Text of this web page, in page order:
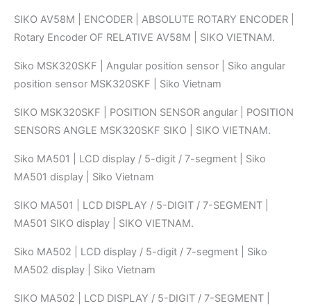
SIKO AV58M | ENCODER | ABSOLUTE ROTARY ENCODER |
Rotary Encoder OF RELATIVE AV58M | SIKO VIETNAM.
Siko MSK320SKF | Angular position sensor | Siko angular
position sensor MSK320SKF | Siko Vietnam
SIKO MSK320SKF | POSITION SENSOR angular | POSITION
SENSORS ANGLE MSK320SKF SIKO | SIKO VIETNAM.
Siko MA501 | LCD display / 5-digit / 7-segment | Siko
MA501 display | Siko Vietnam
SIKO MA501 | LCD DISPLAY / 5-DIGIT / 7-SEGMENT |
MA501 SIKO display | SIKO VIETNAM.
Siko MA502 | LCD display / 5-digit / 7-segment | Siko
MA502 display | Siko Vietnam
SIKO MA502 | LCD DISPLAY / 5-DIGIT / 7-SEGMENT |